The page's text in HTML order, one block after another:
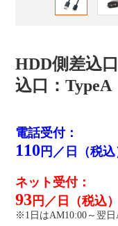
HDD側差込
込口：TypeA
電話受付：
110 円／日（税込
ネット受付：
93 円／日（税込）
※1日はAM10:00～翌日